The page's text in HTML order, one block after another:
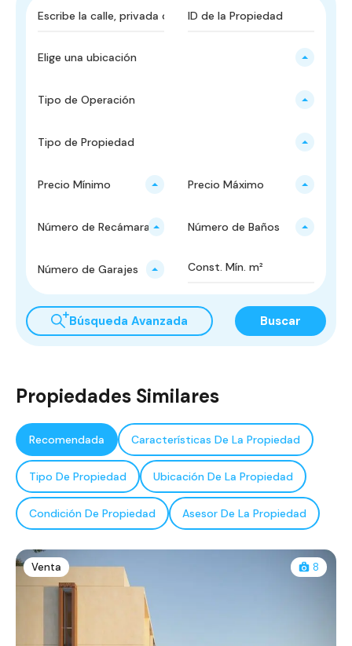
Elige una ubicación
Tipo de Operación
Tipo de Propiedad
Precio Mínimo Precio Máximo
Número de Recámaras Número de Baños
Número de Garajes
Búsqueda Avanzada Buscar
Propiedades Similares
Recomendada Características De La Propiedad
Tipo De Propiedad Ubicación De La Propiedad
Condición De Propiedad Asesor De La Propiedad
Venta 8